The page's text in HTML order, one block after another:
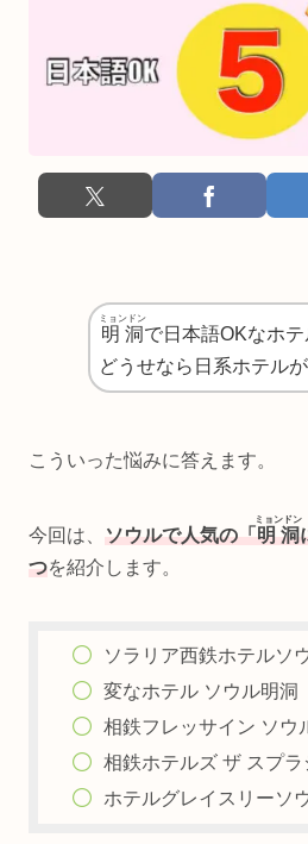
明洞
ミョンドン
で日本語OKなホテ
どうせなら日系ホテルが
こういった悩みに答えます。
今回は、 ソウルで人気の「明洞
ミョンドン
つを紹介します。
ソラリア西鉄ホテルソ
変なホテル ソウル明洞
相鉄フレッサイン ソウ
相鉄ホテルズ ザ スプ
ホテルグレイスリーソ